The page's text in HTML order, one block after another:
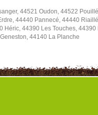
44521 Oudon, 44522
44440 Pannecé, 44440
44390 Les Touches, 44390
44140 La Planche